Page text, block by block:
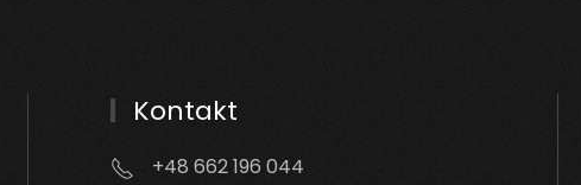
Kontakt
+48 662 196 044